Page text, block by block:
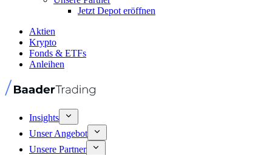
Jetzt Depot eröffnen
Aktien
Krypto
Fonds & ETFs
Anleihen
Insights
Unser Angebot
Unsere Partner